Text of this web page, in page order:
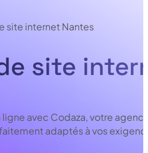
site internet Nantes
site
avec Codaza, votre
adaptés à vos